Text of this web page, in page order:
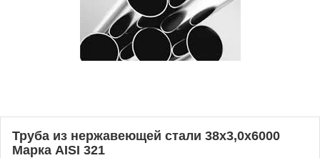
Труба из нержавеющей стали 38х3,0х6000
Марка AISI 321